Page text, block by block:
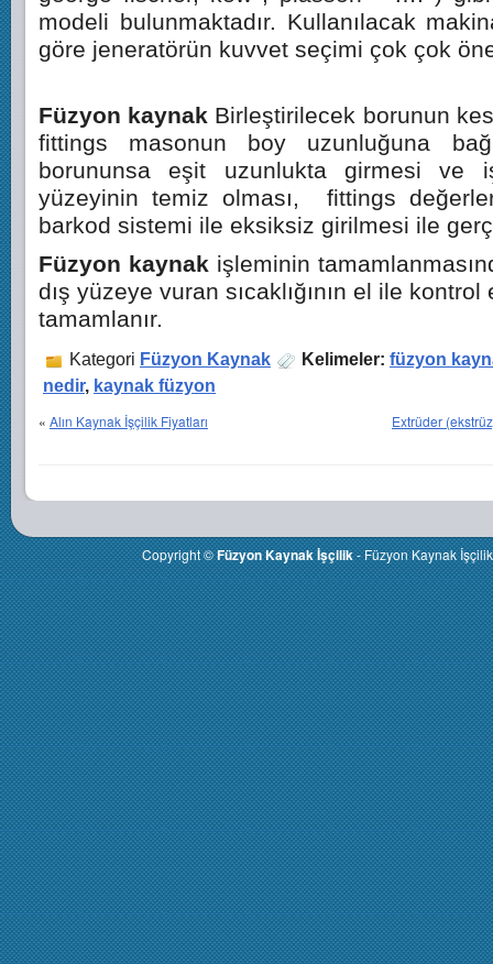
modeli bulunmaktadır. Kullanılacak
göre jeneratörün kuvvet seçimi çok çok
Füzyon kaynak Birleştirilecek borunun
fittings masonun boy uzunluğuna
borununsa eşit uzunlukta girmesi ve
yüzeyinin temiz olması, fittings
barkod sistemi ile eksiksiz girilmesi ile
Füzyon kaynak işleminin
dış yüzeye vuran sıcaklığının el ile
tamamlanır.
Kategori Füzyon Kaynak Kelimeler: füzyon
nedir, kaynak füzyon
« Alın Kaynak İşçilik Fiyatları Extrüder
Copyright ©Füzyon Kaynak İşçilik- Füzyon Kaynak